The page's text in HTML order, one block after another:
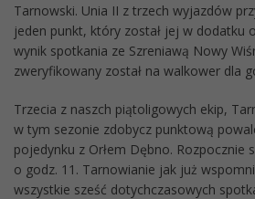
Tarnowski. Unia II z trzech wyjazdów
jeden punkt, który został jej w dodatku
wynik spotkania ze Szreniawą Nowy
zweryfikowany został na walkower dla
Trzecia z naszch piątoligowych ekip,
w tym sezonie zdobycz punktową
pojedynku z Orłem Dębno. Rozpocznie
o godz. 11. Tarnowianie jak już
wszystkie sześć dotychczasowych